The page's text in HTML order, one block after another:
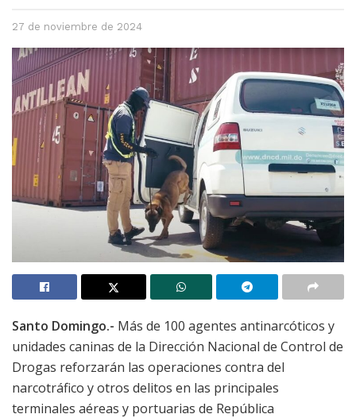
27 de noviembre de 2024
Santo Domingo.- Más de 100 agentes antinarcóticos y
unidades caninas de la Dirección Nacional de Control de
Drogas reforzarán las operaciones contra del
narcotráfico y otros delitos en las principales
terminales aéreas y portuarias de República